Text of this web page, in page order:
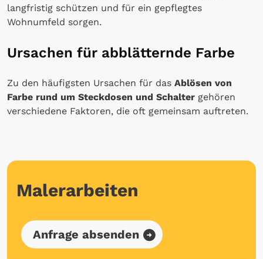
langfristig schützen und für ein gepflegtes
Wohnumfeld sorgen.
Ursachen für abblätternde Farbe
Zu den häufigsten Ursachen für das Ablösen von
Farbe rund um Steckdosen und Schalter gehören
verschiedene Faktoren, die oft gemeinsam auftreten.
Malerarbeiten
Anfrage absenden